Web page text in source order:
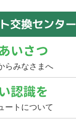
交換センター
いさつ
らみなさまへ
認識を
ートについて